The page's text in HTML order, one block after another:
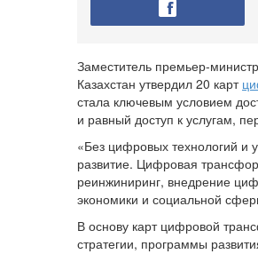
Заместитель премьер-
Казахстан утвердил 20 карт
стала ключевым условием
и равный доступ к услугам,
«Без цифровых технологий и
развитие. Цифровая
реинжиниринг, внедрение
экономики и социальной
В основу карт цифровой
стратегии, программы